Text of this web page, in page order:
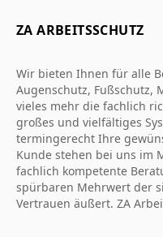
ZA ARBEITSSCHUTZ
Wir bieten Ihnen für alle
Augenschutz, Fußschutz,
vieles mehr die fachlich
großes und vielfältiges
termingerecht Ihre
Kunde stehen bei uns im
fachlich kompetente
spürbaren Mehrwert der
Vertrauen äußert. ZA